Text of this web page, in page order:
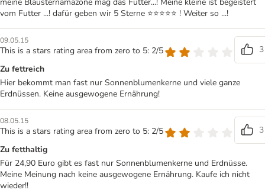
vom Futter ...! dafür geben wir 5 Sterne ⭐⭐⭐⭐⭐ ! Weiter so ...!
09.05.15
This is a stars rating area from zero to 5: 2/5
3
Zu fettreich
Hier bekommt man fast nur Sonnenblumenkerne und viele ganze
Erdnüssen. Keine ausgewogene Ernährung!
08.05.15
This is a stars rating area from zero to 5: 2/5
3
Zu fetthaltig
Für 24,90 Euro gibt es fast nur Sonnenblumenkerne und Erdnüsse.
Meine Meinung nach keine ausgewogene Ernährung. Kaufe ich nicht
wieder!!